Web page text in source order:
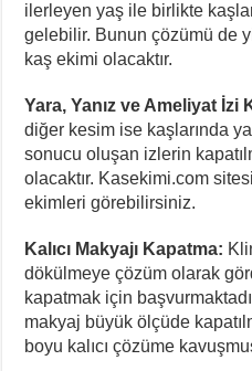
ilerleyen yaş ile birlikte
gelebilir. Bunun çözümü de
kaş ekimi olacaktır.
Yara, Yanız ve Ameliyat İzi
diğer kesim ise kaşlarında
sonucu oluşan izlerin
olacaktır. Kasekimi.com
ekimleri görebilirsiniz.
Kalıcı Makyajı Kapatma:
dökülmeye çözüm olarak
kapatmak için
makyaj büyük ölçüde
boyu kalıcı çözüme